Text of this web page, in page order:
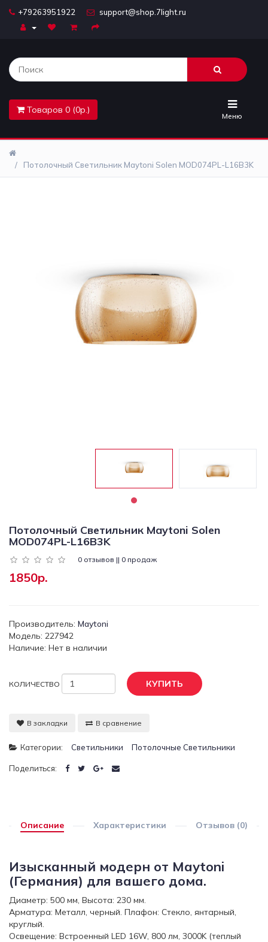
+79263951922 support@shop.7light.ru
Товаров 0 (0р.)
Меню
Комплектующие
Лайтбоксы
Люстры
Потолочный Светильник Maytoni Solen MOD074PL-L16B3K
Потолочный Светильник Maytoni Solen
MOD074PL-L16B3K
0 отзывов || 0 продаж
1850р.
Производитель: Maytoni
Модель: 227942
Наличие: Нет в наличии
КОЛИЧЕСТВО КУПИТЬ
В закладки В сравнение
Категории: Светильники Потолочные Светильники
Поделиться:
Описание Характеристики Отзывов (0)
Изысканный модерн от Maytoni
(Германия) для вашего дома.
Диаметр: 500 мм, Высота: 230 мм.
Арматура: Металл, черный. Плафон: Стекло, янтарный,
круглый.
Освещение: Встроенный LED 16W, 800 лм, 3000K (теплый